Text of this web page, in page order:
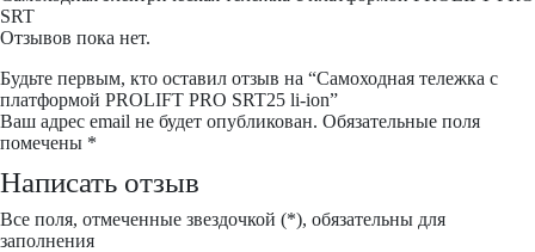
SRT
Отзывов пока нет.
Будьте первым, кто оставил отзыв на “Самоходная тележка с
платформой PROLIFT PRO SRT25 li-ion”
Ваш адрес email не будет опубликован. Обязательные поля
помечены *
Написать отзыв
Все поля, отмеченные звездочкой (*), обязательны для
заполнения